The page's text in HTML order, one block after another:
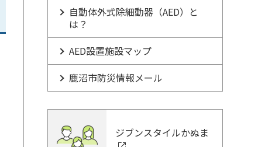
自動体外式除細動器（AED）と
は？
AED設置施設マップ
鹿沼市防災情報メール
ジブンスタイルかぬま